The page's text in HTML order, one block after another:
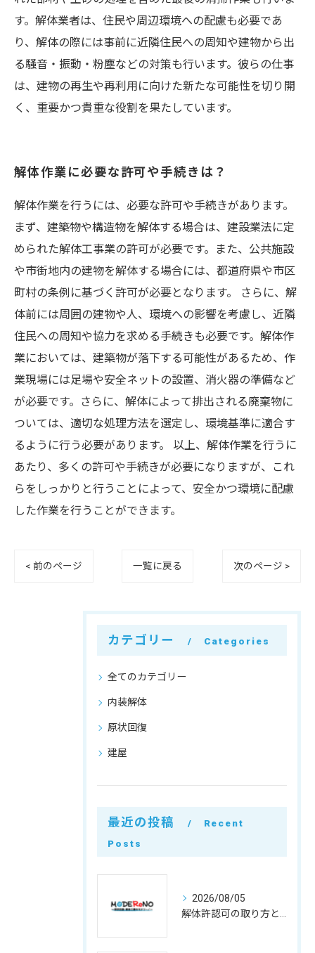
す。解体業者は、住民や周辺環境への配慮も必要であ
り、解体の際には事前に近隣住民への周知や建物から出
る騒音・振動・粉塵などの対策も行います。彼らの仕事
は、建物の再生や再利用に向けた新たな可能性を切り開
く、重要かつ貴重な役割を果たしています。
解体作業に必要な許可や手続きは？
解体作業を行うには、必要な許可や手続きがあります。
まず、建築物や構造物を解体する場合は、建設業法に定
められた解体工事業の許可が必要です。また、公共施設
や市街地内の建物を解体する場合には、都道府県や市区
町村の条例に基づく許可が必要となります。 さらに、解
体前には周囲の建物や人、環境への影響を考慮し、近隣
住民への周知や協力を求める手続きも必要です。解体作
業においては、建築物が落下する可能性があるため、作
業現場には足場や安全ネットの設置、消火器の準備など
が必要です。さらに、解体によって排出される廃棄物に
ついては、適切な処理方法を選定し、環境基準に適合す
るように行う必要があります。 以上、解体作業を行うに
あたり、多くの許可や手続きが必要になりますが、これ
らをしっかりと行うことによって、安全かつ環境に配慮
した作業を行うことができます。
< 前のページ 一覧に戻る 次のページ >
カテゴリー Categories
全てのカテゴリー
内装解体
原状回復
建屋
最近の投稿
Recent
Posts
2026/08/05